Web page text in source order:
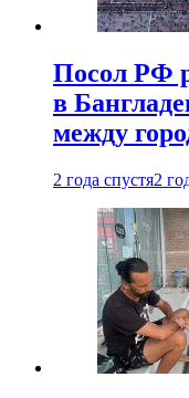
Посол РФ
в
между
2 года спустя2